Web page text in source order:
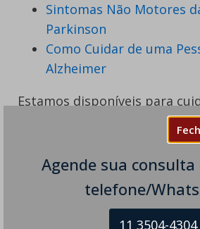
Agende sua
telefone/
11 3504-4304
Sintomas Não Motores
Parkinson
Como Cuidar de uma
Alzheimer
Estamos disponíveis para
Office Tower Leste, Sala 109
Suá, Vitória - ES, 29050-911
(27) 99707-3433